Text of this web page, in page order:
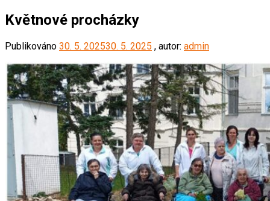
Květnové procházky
Publikováno 30. 5. 202530. 5. 2025 , autor: admin